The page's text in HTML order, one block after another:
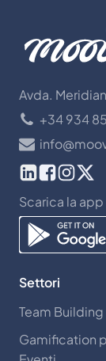
Avda.
+34 934
Scarica la app
Settori
Team Building
Gamification